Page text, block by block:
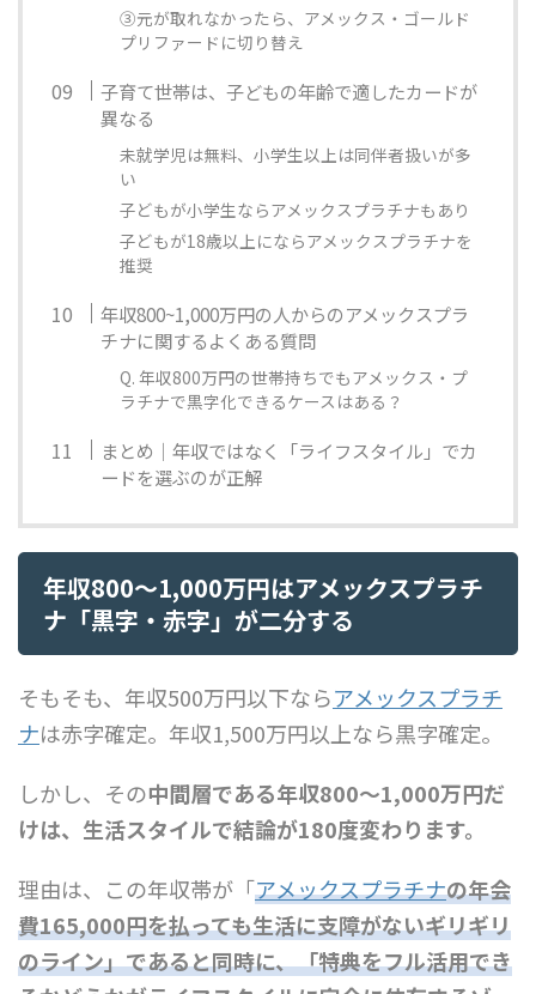
③元が取れなかったら、アメックス・ゴールド
プリファードに切り替え
子育て世帯は、子どもの年齢で適したカードが
異なる
未就学児は無料、小学生以上は同伴者扱いが多
い
子どもが小学生ならアメックスプラチナもあり
子どもが18歳以上にならアメックスプラチナを
推奨
年収800~1,000万円の人からのアメックスプラ
チナに関するよくある質問
Q. 年収800万円の世帯持ちでもアメックス・プ
ラチナで黒字化できるケースはある？
まとめ｜年収ではなく「ライフスタイル」でカ
ードを選ぶのが正解
年収800〜1,000万円はアメックスプラチ
ナ「黒字・赤字」が二分する
そもそも、年収500万円以下ならアメックスプラチ
ナは赤字確定。年収1,500万円以上なら黒字確定。
しかし、その中間層である年収800〜1,000万円だ
けは、生活スタイルで結論が180度変わります。
理由は、この年収帯が「アメックスプラチナの年会
費165,000円を払っても生活に支障がないギリギリ
のライン」であると同時に、「特典をフル活用でき